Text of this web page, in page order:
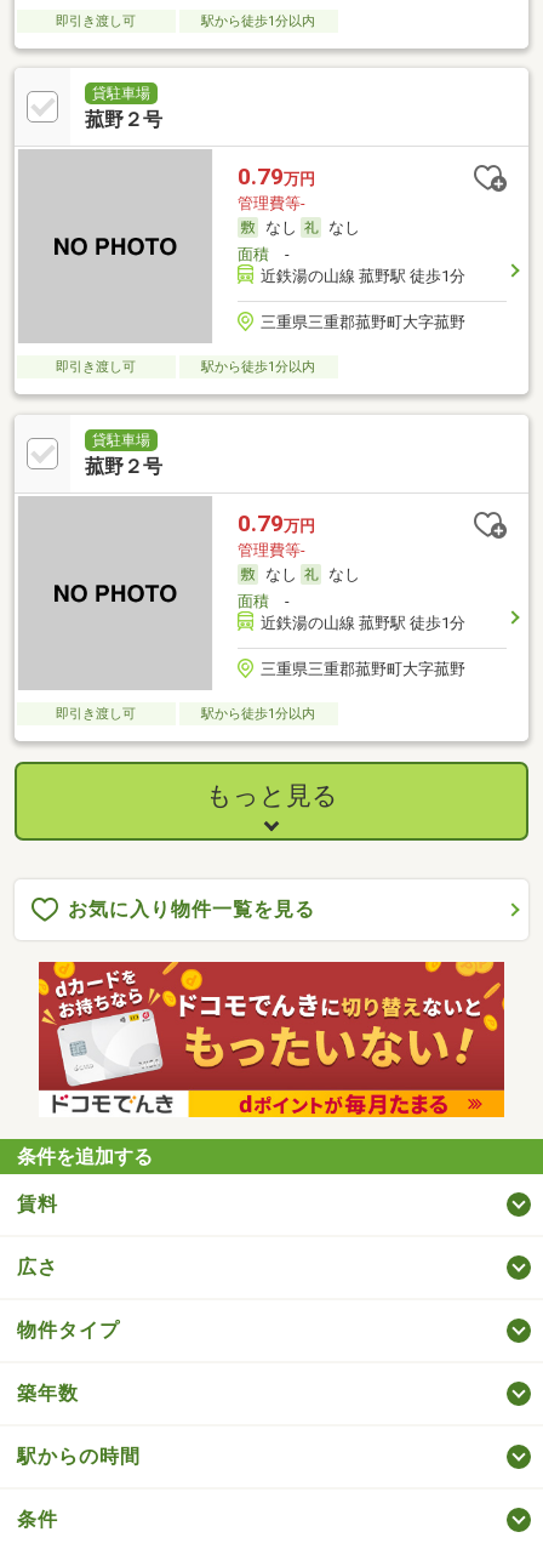
即引き渡し可 駅から徒歩1分以内
貸駐車場
菰野２号
0.79万円
管理費等-
なし
なし
面積-
近鉄湯の山線 菰野駅 徒歩1分
三重県三重郡菰野町大字菰野
即引き渡し可 駅から徒歩1分以内
貸駐車場
菰野２号
0.79万円
管理費等-
なし
なし
面積-
近鉄湯の山線 菰野駅 徒歩1分
三重県三重郡菰野町大字菰野
即引き渡し可 駅から徒歩1分以内
もっと見る
お気に入り物件一覧を見る
条件を追加する
賃料
広さ
物件タイプ
築年数
駅からの時間
条件